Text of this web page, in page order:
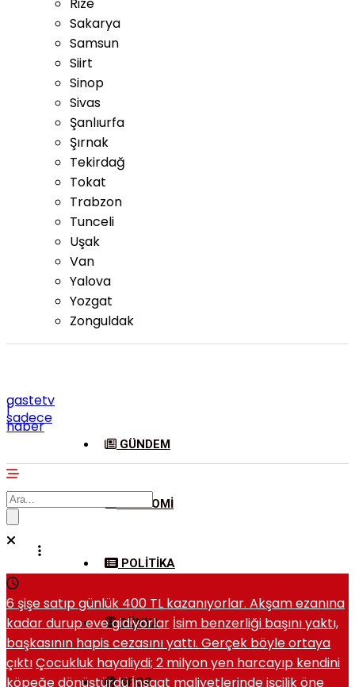
Sakarya
Samsun
Siirt
Sinop
Sivas
Şanlıurfa
Şırnak
Tekirdağ
Tokat
Trabzon
Tunceli
Uşak
Van
Yalova
Yozgat
Zonguldak
gastetv
|
sadece
haber
GÜNDEM
EKONOMI
POLITIKA
DÜNYA
SPOR
6 şişe satıp günlük 400 TL kazanıyorlar. Akşam ezanına
kadar durup eve gidiyorlar İsim benzerliği başını yaktı,
başkasının hapis cezasını yattı. Gerçek böyle ortaya
çıktıÇocukluk hayaliydi; 2 milyon yen harcayıp kendini
köpeğe dönüştürdüİnşaat maliyetlerinde işçilik öne